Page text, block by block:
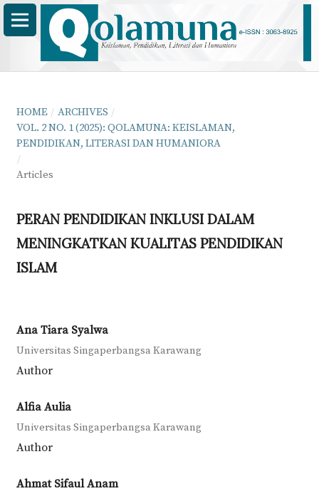
HOME / ARCHIVES /
VOL. 2 NO. 1 (2025): QOLAMUNA: KEISLAMAN,
PENDIDIKAN, LITERASI DAN HUMANIORA
/
Articles
PERAN PENDIDIKAN INKLUSI DALAM
MENINGKATKAN KUALITAS PENDIDIKAN
ISLAM
Ana Tiara Syalwa
Universitas Singaperbangsa Karawang
Author
Alfia Aulia
Universitas Singaperbangsa Karawang
Author
Ahmat Sifaul Anam